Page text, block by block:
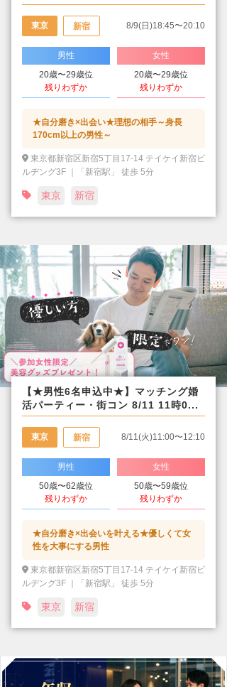
東京 新宿 8/9(日)18:45〜20:10
男性
20歳〜29歳位
残りわずか
女性
20歳〜29歳位
残りわずか
★自分磨き×出会い★理想の相手～身長
170cm以上の男性～
東京都新宿区新宿5丁目17-14 テイケイ新宿ビ
ルヂング3F ｜「新宿駅」 徒歩 5分
東京 新宿
【★男性6名申込中★】マッチング婚
活パーティー・街コン 8/11 11時0...
東京 新宿 8/11(火)11:00〜12:10
男性
50歳〜62歳位
残りわずか
女性
50歳〜59歳位
残りわずか
★自分磨き×出会いを叶える★優しくて女
性を大事にする男性
東京都新宿区新宿5丁目17-14 テイケイ新宿ビ
ルヂング3F ｜「新宿駅」 徒歩 5分
東京 新宿